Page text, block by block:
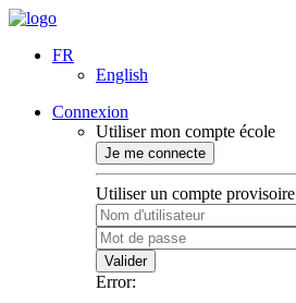
FR
English
Connexion
Utiliser mon compte école
Je me connecte
Utiliser un compte provisoire
Valider
Error: